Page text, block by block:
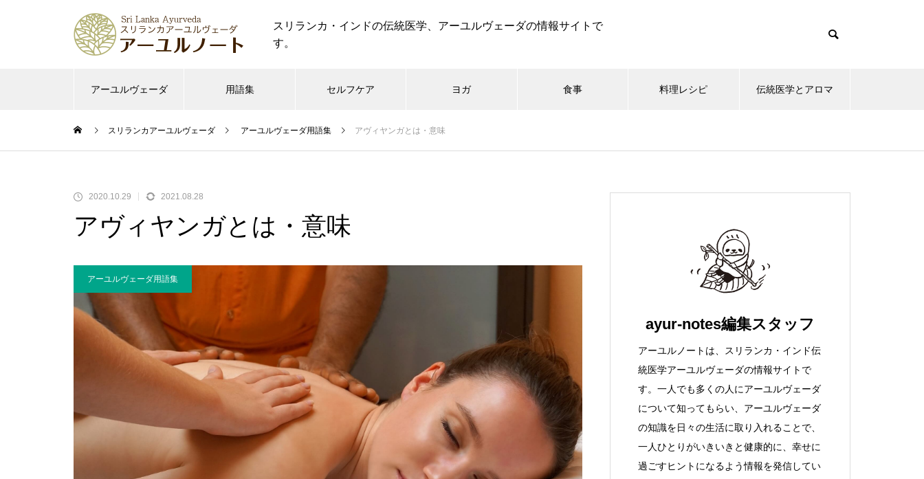
スリランカ・インドの伝統医学、アーユルヴェーダの情報サイトで
す。
アーユルヴェーダ 用語集 セルフケア ヨガ 食事 料理レシピ 伝統医学とアロマ
スリランカアーユルヴェーダ アーユルヴェーダ用語集 アヴィヤンガとは・意味
2020.10.29 2021.08.28
アヴィヤンガとは・意味
アーユルヴェーダ用語集
ayur-notes編集スタッフ
アーユルノートは、スリランカ・インド伝
統医学アーユルヴェーダの情報サイトで
す。一人でも多くの人にアーユルヴェーダ
について知ってもらい、アーユルヴェーダ
の知識を日々の生活に取り入れることで、
一人ひとりがいきいきと健康的に、幸せに
過ごすヒントになるよう情報を発信してい